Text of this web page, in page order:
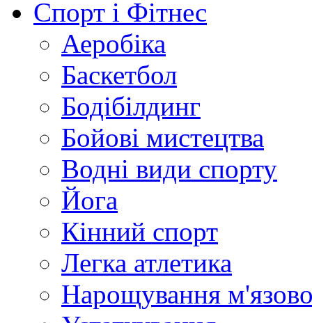
Спорт і Фітнес
Аеробіка
Баскетбол
Бодібілдинг
Бойові мистецтва
Водні види спорту
Йога
Кінний спорт
Легка атлетика
Нарощування